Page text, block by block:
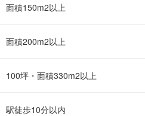
面積150m2以上
面積200m2以上
100坪・面積330m2以上
駅徒歩10分以内